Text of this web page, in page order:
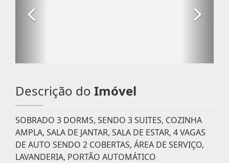
Descrição do Imóvel
SOBRADO 3 DORMS, SENDO 3 SUITES, COZINHA
AMPLA, SALA DE JANTAR, SALA DE ESTAR, 4 VAGAS
DE AUTO SENDO 2 COBERTAS, ÁREA DE SERVIÇO,
LAVANDERIA, PORTÃO AUTOMÁTICO